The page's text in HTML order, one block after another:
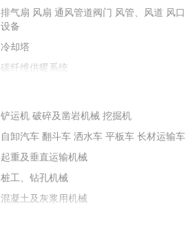
排气扇 风扇 通风管道阀门 风管、风道 风口
设备
冷却塔
碳纤维供暖系统
铲运机 破碎及凿岩机械 挖掘机
自卸汽车 翻斗车 洒水车 平板车 长材运输车
起重及垂直运输机械
桩工、钻孔机械
混凝土及灰浆用机械